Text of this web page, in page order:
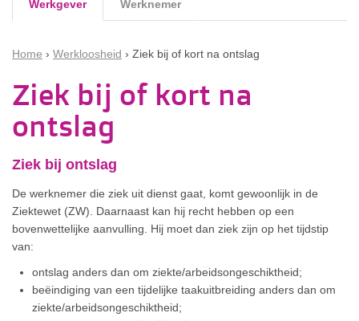
Werkgever Werknemer
Home Werkloosheid Ziek bij of kort na ontslag
Ziek bij of kort na
ontslag
Ziek bij ontslag
De werknemer die ziek uit dienst gaat, komt gewoonlijk in de
Ziektewet (ZW). Daarnaast kan hij recht hebben op een
bovenwettelijke aanvulling. Hij moet dan ziek zijn op het tijdstip
van:
ontslag anders dan om ziekte/arbeidsongeschiktheid;
beëindiging van een tijdelijke taakuitbreiding anders dan om
ziekte/arbeidsongeschiktheid;